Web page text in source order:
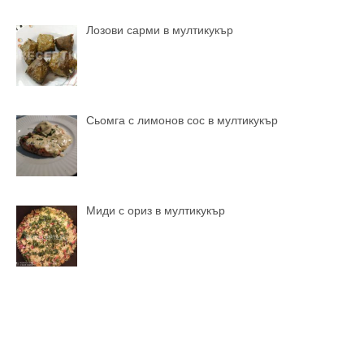
Лозови сарми в мултикукър
Сьомга с лимонов сос в мултикукър
Миди с ориз в мултикукър